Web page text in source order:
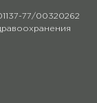
77/00320262